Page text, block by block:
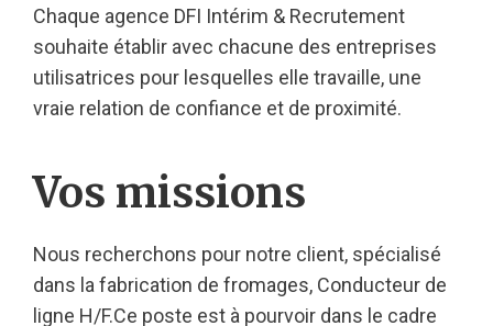
Chaque agence DFI Intérim & Recrutement
souhaite établir avec chacune des entreprises
utilisatrices pour lesquelles elle travaille, une
vraie relation de confiance et de proximité.
Vos missions
Nous recherchons pour notre client, spécialisé
dans la fabrication de fromages, Conducteur de
ligne H/F.Ce poste est à pourvoir dans le cadre